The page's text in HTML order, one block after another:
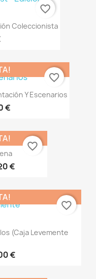
Coleccionista
favorite_border
Y Escenarios
€
favorite_border
€
favorite_border
(caja Levemente
€
favorite_border